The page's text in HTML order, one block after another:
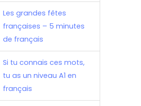
Les grandes fêtes
françaises – 5 minutes
de français
Si tu connais ces mots,
tu as un niveau A1 en
français